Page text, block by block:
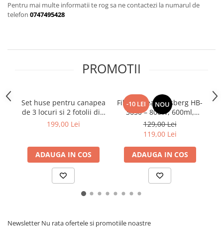
Pentru mai multe informatii te rog sa ne contactezi la numarul de
telefon 0747495428
PROMOTII
Set huse pentru canapea
de 3 locuri si 2 fotolii din
bumbac elasticizat si
199,00 Lei
ADAUGA IN COS
-10 LEI NOU
Filtru cafea Hausberg HB-
3650 – 800W, 600ml,
sistem anti-picurare,
negru
129,00 Lei
119,00 Lei
ADAUGA IN COS
Newsletter Nu rata ofertele si promotiile noastre